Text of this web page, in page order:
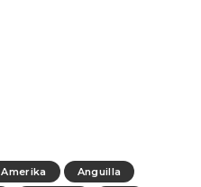
Amerika
Anguilla